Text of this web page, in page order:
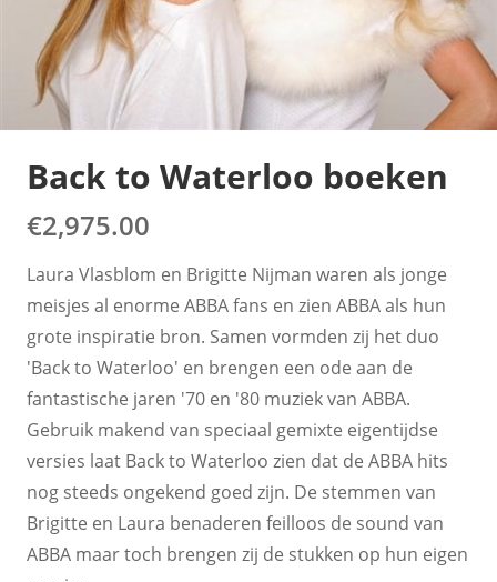
Back to Waterloo boeken
€2,975.00
Laura Vlasblom en Brigitte Nijman waren als jonge
meisjes al enorme ABBA fans en zien ABBA als hun
grote inspiratie bron. Samen vormden zij het duo
'Back to Waterloo' en brengen een ode aan de
fantastische jaren '70 en '80 muziek van ABBA.
Gebruik makend van speciaal gemixte eigentijdse
versies laat Back to Waterloo zien dat de ABBA hits
nog steeds ongekend goed zijn. De stemmen van
Brigitte en Laura benaderen feilloos de sound van
ABBA maar toch brengen zij de stukken op hun eigen